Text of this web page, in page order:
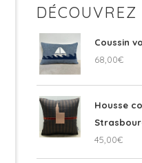
Coussin
68,00€
Housse
45,00€